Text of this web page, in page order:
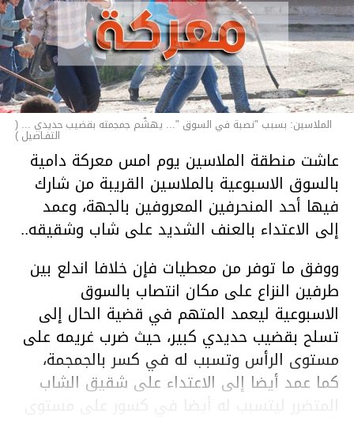
الملاسين: بسبب "نصبة في السوق "... يهشّم جمجمته بقضيب حديدي ... (
التفـاصيل )
عاشت منطقة الملاسين يوم امس معركة دامية
بالسوق الاسبوعية بالملاسين القريبة من شارك
فيها أحد المنحرفين المعروفين بالجهة، وعمد
إلى الاعتداء بالعنف الشديد على شاب وشقيقه..
ووفق ما توفر من معطيات فإن خلافا اندلع بين
طرفين النزاع على مكان انتصاب بالسوق
الاسبوعية ليعمد المتهم في قضية الحال إلى
تسلح بقضيب حديدي كبير، حيث ضرب غريمه على
مستوى الرأس وتسبب له في كسر بالجمجمة،
كما عمد أيضا إلى الاعتداء على شقيق الشاب
المتضرر ليتسبب له أيضا في كسور على مستوى